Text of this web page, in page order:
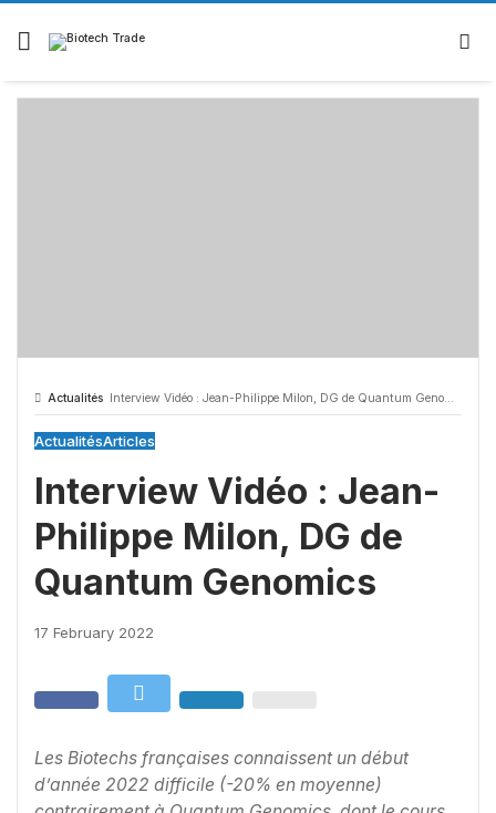
Actualités Interview Vidéo : Jean-Philippe Milon, DG de Quantum Genomics
ActualitésArticles
Interview Vidéo : Jean-
Philippe Milon, DG de
Quantum Genomics
17 February 2022
Les Biotechs françaises connaissent un début
d’année 2022 difficile (-20% en moyenne)